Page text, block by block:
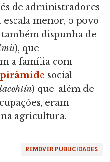
de administradores
menor, o povo
também dispunha de
), que
a família com
pirâmide social
) que, além de
eram
agricultura.
REMOVER PUBLICIDADES